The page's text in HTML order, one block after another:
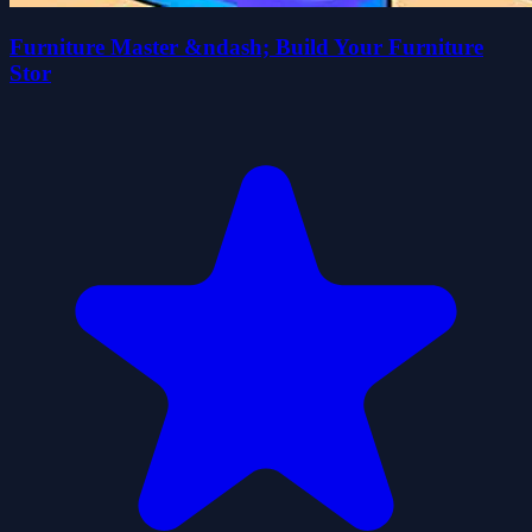
Furniture Master &ndash; Build Your Furniture
Stor